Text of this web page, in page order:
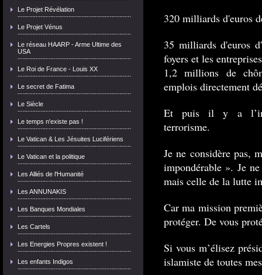
Le Projet Révélation
Le Projet Vénus
Le réseau HAARP - Arme Ultime des
USA
Le Roi de France - Louis XX
Le secret de Fatima
Le Siècle
Le temps n'existe pas !
Le Vatican & Les Jésuites Lucifériens
Le Vatican et la politique
Les Alliés de l'Humanité
Les ANNUNAKIS
Les Banques Mondiales
Les Cartels
Les Energies Propres existent !
Les enfants Indigos
320 milliards d'euros
35 milliards d'euros
foyers et les
1,2 millions de
emplois directement
Et puis il y a
terrorisme.
Je ne considère pas,
impondérable ». Je
mais celle de la lutte
Car ma mission
protéger. De vous
Si vous m’élisez
islamiste de toutes